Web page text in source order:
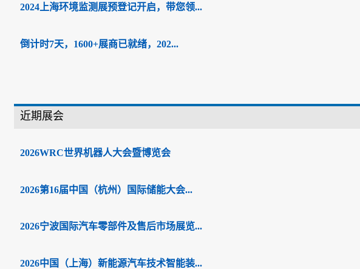
2024上海环境监测展预登记开启，带您领...
倒计时7天，1600+展商已就绪，202...
近期展会
2026WRC世界机器人大会暨博览会
2026第16届中国（杭州）国际储能大会...
2026宁波国际汽车零部件及售后市场展览...
2026中国（上海）新能源汽车技术智能装...